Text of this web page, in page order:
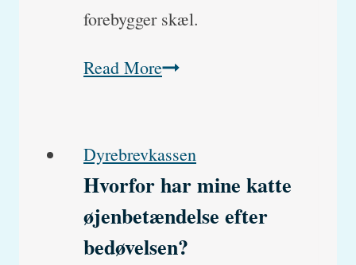
forebygger skæl.
Read MoreSkæl
Hvad
skyldes
det,
og
Dyrebrevkassen
Hvorfor har mine katte
øjenbetændelse efter
bedøvelsen?